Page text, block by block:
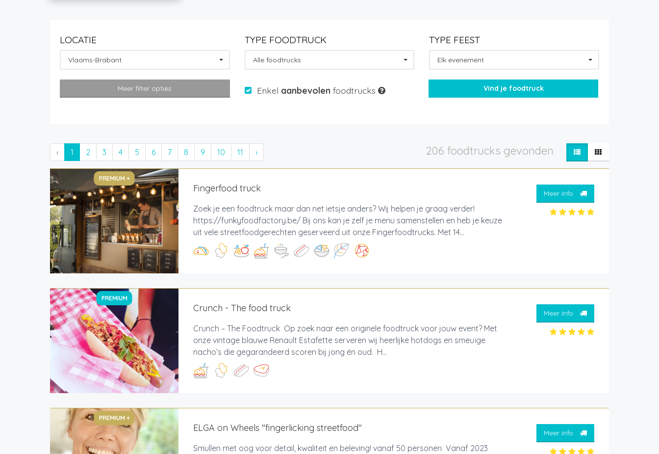
LOCATIE
Vlaams-Brabant
TYPE FOODTRUCK
Alle foodtrucks
TYPE FEEST
Elk evenement
Meer filter opties Enkel aanbevolen foodtrucks
‹ 1 2 3 4 5 6 7 8 9 10 11 › 206 foodtrucks gevonden
PREMIUM +
Fingerfood truck
Zoek je een foodtruck maar dan net ietsje anders? Wij helpen je graag verder!
https://funkyfoodfactory.be/ Bij ons kan je zelf je menu samenstellen en heb je keuze
uit vele streetfoodgerechten geserveerd uit onze Fingerfoodtrucks. Met 14...
Meer info
PREMIUM
Crunch - The food truck
Crunch – The Foodtruck Op zoek naar een originele foodtruck voor jouw event? Met
onze vintage blauwe Renault Estafette serveren wij heerlijke hotdogs en smeuïge
nacho’s die gegarandeerd scoren bij jong én oud. H...
Meer info
PREMIUM +
ELGA on Wheels "fingerlicking streetfood"
Smullen met oog voor detail, kwaliteit en beleving! vanaf 50 personen Vanaf 2023
Meer info